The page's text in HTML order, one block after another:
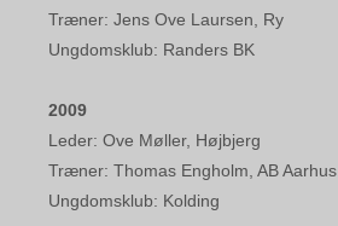
Træner: Jens Ove Laursen, Ry
Ungdomsklub: Randers BK
2009
Leder: Ove Møller, Højbjerg
Træner: Thomas Engholm, AB Aarhus
Ungdomsklub: Kolding